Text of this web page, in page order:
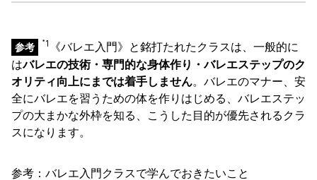
参考 *1
《バレエ入門》と銘打たれたクラスは、一般的に
はバレエの技術・専門的な身体作り・バレエステップのク
オリティ向上にまでは着手しません。バレエのマナー、安
全にバレエを習うための体を作りはじめる、バレエステッ
プの大まかな外枠を知る、こうした目的が優先されるクラ
スになります。
参考：バレエ入門クラスで学んでおきたいこと